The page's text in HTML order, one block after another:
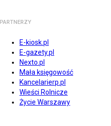
PARTNERZY
E-kiosk.pl
E-gazety.pl
Nexto.pl
Mała księgowość
Kancelarierp.pl
Wieści Rolnicze
Życie Warszawy